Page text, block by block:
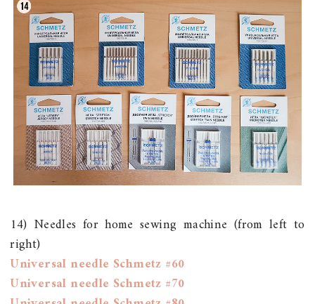
14) Needles for home sewing machine (from left to
right)
Universal needle Schmetz #60
Universal needle Schmetz #70